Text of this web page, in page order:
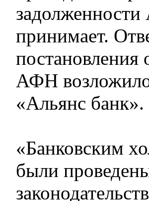
принимает.
АФН
«Альянс банк».
«Банковским
были